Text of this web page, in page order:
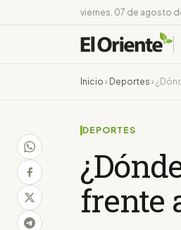
viernes, 07 de agosto
Inicio › Deportes ›
DEPORTES
frente